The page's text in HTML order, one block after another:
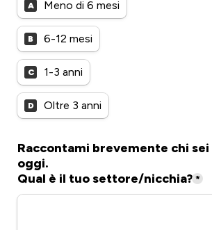
A Meno di 6 mesi
B 6-12 mesi
C 1-3 anni
D Oltre 3 anni
Raccontami brevemente chi sei
oggi.
Qual è il tuo settore/nicchia?*